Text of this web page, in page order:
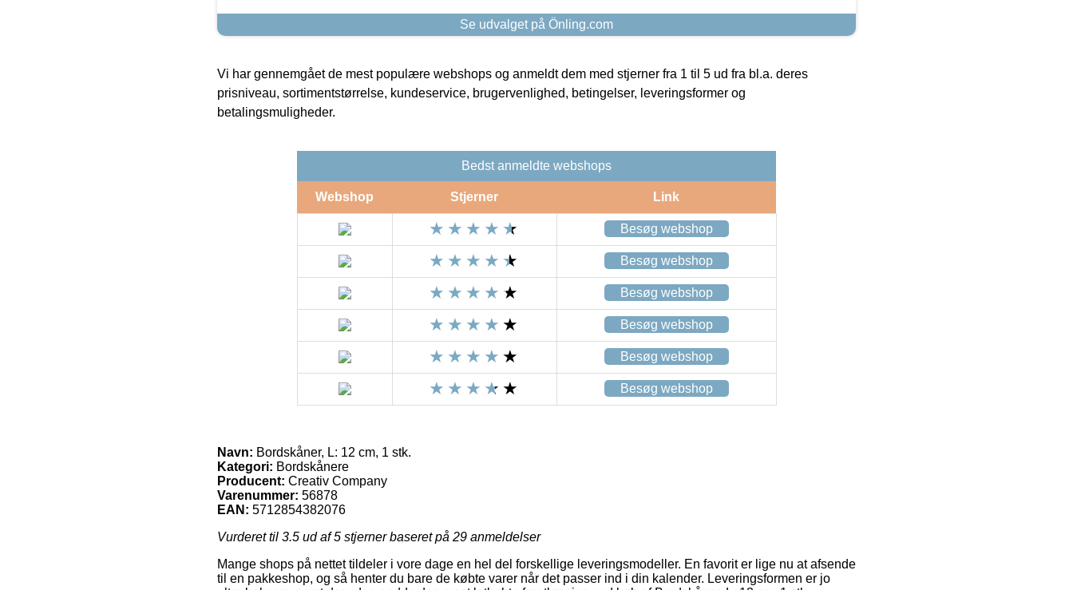
Se udvalget på Önling.com
Vi har gennemgået de mest populære webshops og anmeldt dem med stjerner fra 1 til 5 ud fra bl.a. deres
prisniveau, sortimentstørrelse, kundeservice, brugervenlighed, betingelser, leveringsformer og
betalingsmuligheder.
Bedst anmeldte webshops
Webshop Stjerner Link
Besøg webshop
Besøg webshop
Besøg webshop
Besøg webshop
Besøg webshop
Besøg webshop
Navn: Bordskåner, L: 12 cm, 1 stk.
Kategori: Bordskånere
Producent: Creativ Company
Varenummer: 56878
EAN: 5712854382076
Vurderet til 3.5 ud af 5 stjerner baseret på 29 anmeldelser
Mange shops på nettet tildeler i vore dage en hel del forskellige leveringsmodeller. En favorit er lige nu at afsende
til en pakkeshop, og så henter du bare de købte varer når det passer ind i din kalender. Leveringsformen er jo